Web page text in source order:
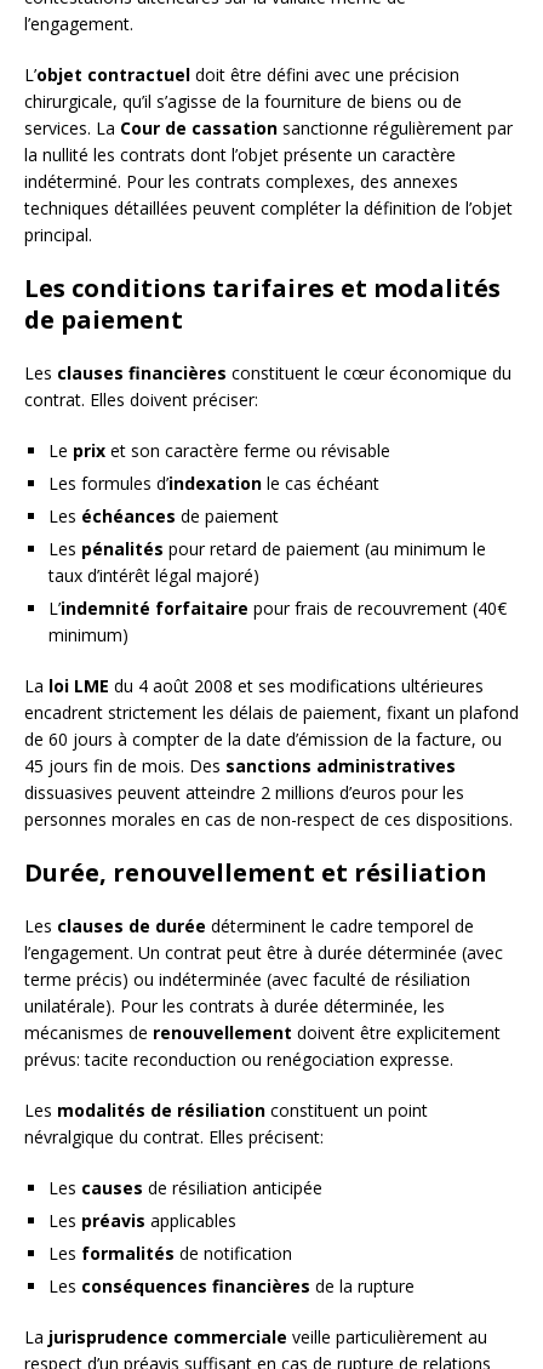
l’engagement.
L’objet contractuel doit être défini avec une précision
chirurgicale, qu’il s’agisse de la fourniture de biens ou de
services. La Cour de cassation sanctionne régulièrement par
la nullité les contrats dont l’objet présente un caractère
indéterminé. Pour les contrats complexes, des annexes
techniques détaillées peuvent compléter la définition de l’objet
principal.
Les conditions tarifaires et modalités
de paiement
Les clauses financières constituent le cœur économique du
contrat. Elles doivent préciser:
Le prix et son caractère ferme ou révisable
Les formules d’indexation le cas échéant
Les échéances de paiement
Les pénalités pour retard de paiement (au minimum le
taux d’intérêt légal majoré)
L’indemnité forfaitaire pour frais de recouvrement (40€
minimum)
La loi LME du 4 août 2008 et ses modifications ultérieures
encadrent strictement les délais de paiement, fixant un plafond
de 60 jours à compter de la date d’émission de la facture, ou
45 jours fin de mois. Des sanctions administratives
dissuasives peuvent atteindre 2 millions d’euros pour les
personnes morales en cas de non-respect de ces dispositions.
Durée, renouvellement et résiliation
Les clauses de durée déterminent le cadre temporel de
l’engagement. Un contrat peut être à durée déterminée (avec
terme précis) ou indéterminée (avec faculté de résiliation
unilatérale). Pour les contrats à durée déterminée, les
mécanismes de renouvellement doivent être explicitement
prévus: tacite reconduction ou renégociation expresse.
Les modalités de résiliation constituent un point
névralgique du contrat. Elles précisent:
Les causes de résiliation anticipée
Les préavis applicables
Les formalités de notification
Les conséquences financières de la rupture
La jurisprudence commerciale veille particulièrement au
respect d’un préavis suffisant en cas de rupture de relations